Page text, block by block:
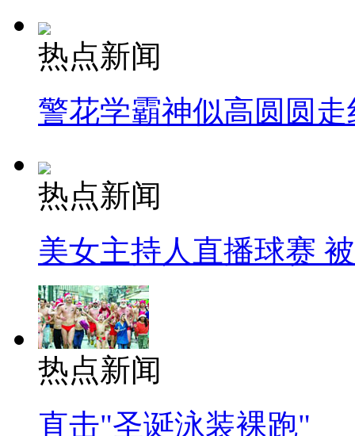
热点新闻
警花学霸神似高圆圆走
热点新闻
美女主持人直播球赛
热点新闻
直击"圣诞泳装裸跑"